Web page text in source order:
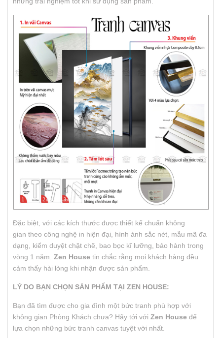
Đặc biệt, với các kích thước được thiết kế chuẩn không
gian theo công nghệ in hiện đại, hình ảnh sắc nét, mẫu mã đa
dạng, kiểm duyệt chặt chẽ, bao bọc kĩ lưỡng, bảo hành trong
vòng 1 năm. Zen House tin chắc rằng mọi khách hàng đều
cảm thấy hài lòng khi nhận được sản phẩm.
LÝ DO BẠN CHỌN SẢN PHẨM TẠI ZEN HOUSE:
Bạn đã tìm được cho gia đình một bức tranh phù hợp với
không gian Phòng Khách chưa? Hãy tới với Zen House để
lựa chọn những bức tranh canvas tuyệt vời nhất.